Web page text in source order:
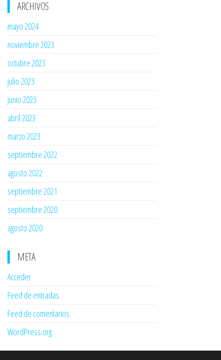
ARCHIVOS
mayo 2024
noviembre 2023
octubre 2023
julio 2023
junio 2023
abril 2023
marzo 2023
septiembre 2022
agosto 2022
septiembre 2021
septiembre 2020
agosto 2020
META
Acceder
Feed de entradas
Feed de comentarios
WordPress.org